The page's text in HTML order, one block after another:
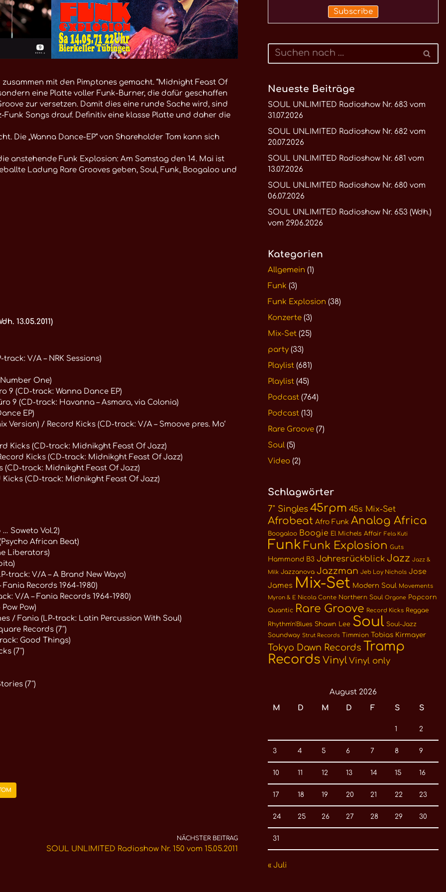
mit den Pimptones gemacht. “Midnight Feast Of
eine Platte voller Funk-Burner, die dafür geschaffen
zur versetzen. Damit dies eine runde Sache wird, sind
Songs drauf. Definitiv eine klasse Platte und daher die
Die „Wanna Dance-EP“ von Shareholder Tom kann sich
anstehende Funk Explosion: Am Samstag den 14. Mai ist
Ladung Rare Grooves geben, Soul, Funk, Boogaloo und
13.05.2011)
V/A – NRK Sessions)
One)
9 (CD-track: Wanna Dance EP)
9 (CD-track: Havanna – Asmara, via Colonia)
EP)
Version) / Record Kicks (CD-track: V/A – Smoove pres. Mo‘
Kicks (CD-track: Midnikght Feast Of Jazz)
Kicks (CD-track: Midnikght Feast Of Jazz)
(CD-track: Midnikght Feast Of Jazz)
(CD-track: Midnikght Feast Of Jazz)
Soweto Vol.2)
African Beat)
Liberators)
track: V/A – A Brand New Wayo)
Records 1964-1980)
V/A – Fania Records 1964-1980)
Pow)
/ Fania (LP-track: Latin Percussion With Soul)
Records (7″)
Good Things)
(7″)
(7″)
NÄCHSTER BEITRAG
SOUL UNLIMITED Radioshow Nr. 150 vom 15.05.2011
Neueste Beiträge
SOUL UNLIMITED Radioshow Nr. 683 vom
31.07.2026
SOUL UNLIMITED Radioshow Nr. 682 vom
20.07.2026
SOUL UNLIMITED Radioshow Nr. 681 vom
13.07.2026
SOUL UNLIMITED Radioshow Nr. 680 vom
06.07.2026
SOUL UNLIMITED Radioshow Nr. 653 (Wdh.)
vom 29.06.2026
Kategorien
Allgemein (1)
Funk (3)
Funk Explosion (38)
Konzerte(3)
Mix-Set(25)
party(33)
Playlist(681)
Playlist(45)
Podcast(764)
Podcast(13)
Rare Groove(7)
Soul(5)
Video(2)
Schlagwörter
7" Singles 45rpm 45s Mix-Set
Afrobeat Afro Funk Analog Africa
Boogaloo Boogie El Michels Affair Fela Kuti
Funk Funk Explosion Guts
Hammond B3 Jahresrückblick Jazz Jazz &
Milk Jazzanova Jazzman Jeb Loy Nichols Jose
James Mix-Set Modern Soul Movements
Myron & E Nicola Conte Northern Soul Orgone
Popcorn
Quantic Rare Groove Record Kicks Reggae
Rhythm'n'Blues Shawn Lee Soul Soul-Jazz
Soundway Strut Records Timmion Tobias Kirmayer
Tokyo Dawn Records Tramp
Records Vinyl Vinyl only
August 2026
M
D M D F S S
1 2
3 4 5 6 7 8 9
10 11 12 13 14 15 16
17 18 19 20 21 22 23
24 25 26 27 28 29 30
31
« Juli